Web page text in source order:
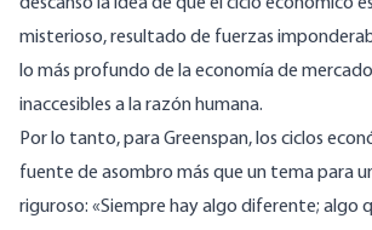
misterioso, resultado de fuerzas
lo más profundo de la economía de
inaccesibles a la razón humana.
Por lo tanto, para Greenspan, los ciclos
fuente de asombro más que un tema para
riguroso: «Siempre hay algo diferente; algo